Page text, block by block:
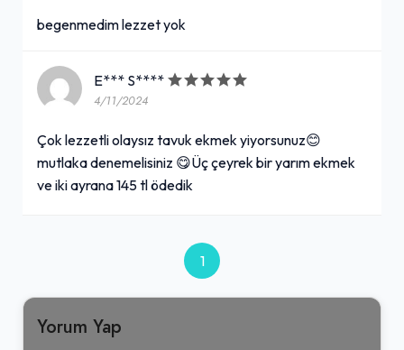
begenmedim lezzet yok
E*** S****
4/11/2024
Çok lezzetli olaysız tavuk ekmek yiyorsunuz😊
mutlaka denemelisiniz 😋Üç çeyrek bir yarım ekmek
ve iki ayrana 145 tl ödedik
1
Yorum Yap